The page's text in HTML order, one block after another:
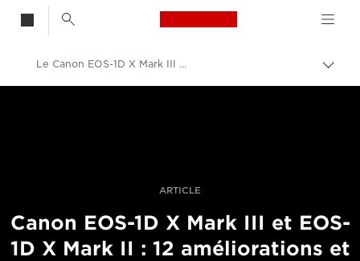
Canon Logo, back
entre
Le Canon EOS-1D X Mark III comparé au Mark II
ARTICLE
Canon EOS-1D X Mark III et EOS-
1D X Mark II : 12 améliorations et